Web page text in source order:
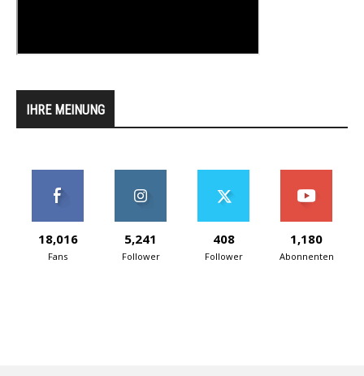
IHRE MEINUNG
18,016
Fans
5,241
Follower
408
Follower
1,180
Abonnenten